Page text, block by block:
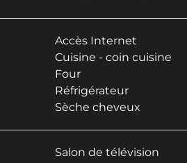
Accès Internet
Cuisine - coin cuisine
Four
Réfrigérateur
Sèche cheveux
Salon de télévision